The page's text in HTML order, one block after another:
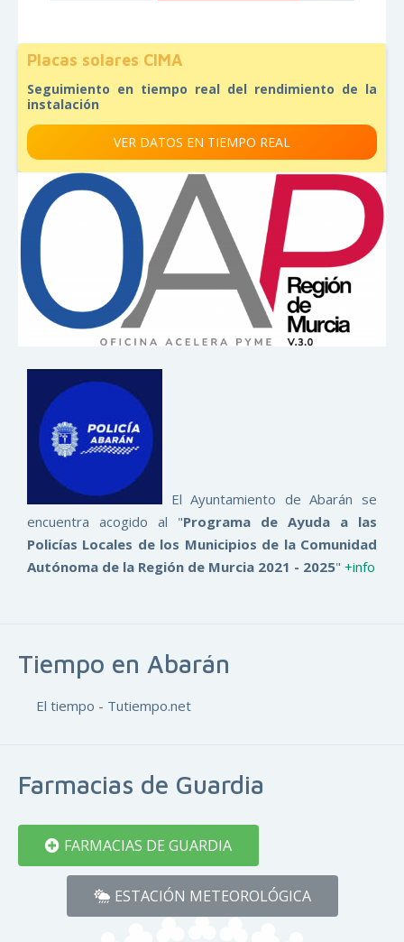
Placas solares CIMA
Seguimiento en tiempo real del rendimiento de la
instalación
VER DATOS EN TIEMPO REAL
El Ayuntamiento de Abarán se
encuentra acogido al "Programa de Ayuda a las
Policías Locales de los Municipios de la Comunidad
Autónoma de la Región de Murcia 2021 - 2025" +info
Tiempo en Abarán
El tiempo - Tutiempo.net
Farmacias de Guardia
FARMACIAS DE GUARDIA
ESTACIÓN METEOROLÓGICA